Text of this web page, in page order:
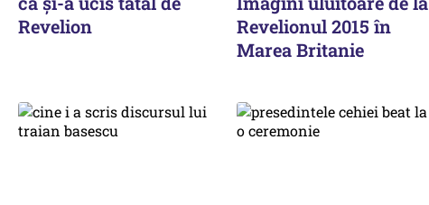
Revelion
Revelionul 2015 în
Marea Britanie